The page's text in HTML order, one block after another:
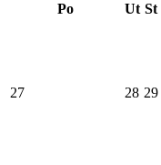
Po
Ut St
27 28 29